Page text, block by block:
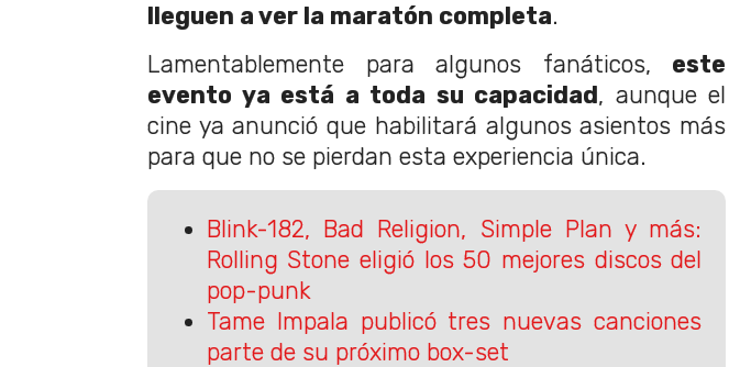
lleguen a ver la maratón completa.
Lamentablemente para algunos fanáticos, este
evento ya está a toda su capacidad, aunque el
cine ya anunció que habilitará algunos asientos más
para que no se pierdan esta experiencia única.
Blink-182, Bad Religion, Simple Plan y más:
Rolling Stone eligió los 50 mejores discos del
pop-punk
Tame Impala publicó tres nuevas canciones
parte de su próximo box-set